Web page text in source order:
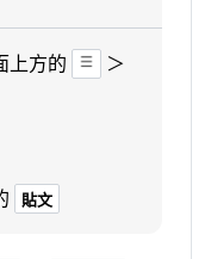
上方的 ＞
貼文